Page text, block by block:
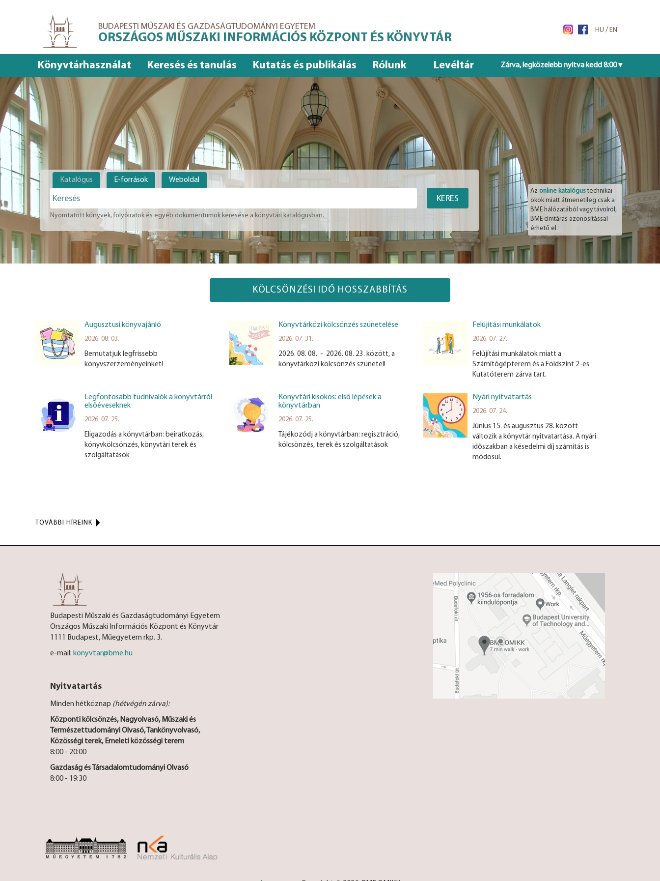
BUDAPESTI MŰSZAKI ÉS GAZDASÁGTUDOMÁNYI EGYETEM
ORSZÁGOS MŰSZAKI INFORMÁCIÓS KÖZPONT ÉS KÖNYVTÁR
HU / EN
Zárva, legközelebb nyitva kedd 8:00 ▾
Könyvtárhasználat Keresés és tanulás Kutatás és publikálás Rólunk Levéltár
Katalógus E-források Weboldal
KERES
Nyomtatott könyvek, folyóiratok és egyéb dokumentumok keresése a könyvtári katalógusban.
KÖLCSÖNZÉSI IDŐ HOSSZABBÍTÁS
Azonline katalógustechnikai
okok miatt átmenetileg csak a
BME hálózatából vagy távolról,
BME címtáras azonosítással
érhető el.
Augusztusi könyvajánló
2026. 08. 03.
Bemutatjuk legfrissebb
könyvszerzeményeinket!
Könyvtárközi kölcsönzés szünetelése
2026. 07. 31.
2026. 08. 08. - 2026. 08. 23. között, a
könyvtárközi kölcsönzés szünetel!
Felújítási munkálatok
2026. 07. 27.
Felújítási munkálatok miatt a
Számítógépterem és a Földszint 2-es
Kutatóterem zárva tart.
Legfontosabb tudnivalók a könyvtárról
elsőéveseknek
2026. 07. 25.
Eligazodás a könyvtárban: beiratkozás,
könyvkölcsönzés, könyvtári terek és
szolgáltatások
Könyvtári kisokos: első lépések a
könyvtárban
2026. 07. 25.
Tájékozódj a könyvtárban: regisztráció,
kölcsönzés, terek és szolgáltatások
Nyári nyitvatartás
2026. 07. 24.
Június 15. és augusztus 28. között
változik a könyvtár nyitvatartása. A nyári
időszakban a késedelmi díj számítás is
módosul.
TOVÁBBI HÍREINK
Budapesti Műszaki és Gazdaságtudományi Egyetem
Országos Műszaki Információs Központ és Könyvtár
1111 Budapest, Műegyetem rkp. 3.
e-mail: konyvtar@bme.hu
Nyitvatartás
Minden hétköznap (hétvégén zárva):
Központi kölcsönzés, Nagyolvasó, Műszaki és
Természettudományi Olvasó, Tankönyvolvasó,
Közösségi terek, Emeleti közösségi terem
8:00 - 20:00
Gazdaság és Társadalomtudományi Olvasó
8:00 - 19:30